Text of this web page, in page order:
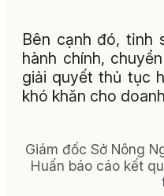
Bên cạnh đó, tỉnh
hành chính,
giải quyết thủ tục
khó khăn cho
Giám đốc Sở Nông
Huấn báo cáo kết